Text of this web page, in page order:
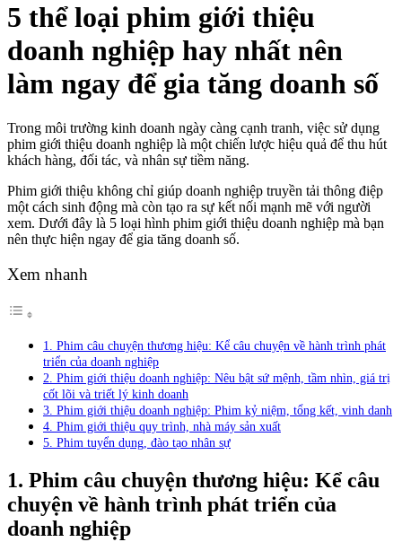
5 thể loại phim giới thiệu
doanh nghiệp hay nhất nên
làm ngay để gia tăng doanh số
Trong môi trường kinh doanh ngày càng cạnh tranh, việc sử dụng
phim giới thiệu doanh nghiệp là một chiến lược hiệu quả để thu hút
khách hàng, đối tác, và nhân sự tiềm năng.
Phim giới thiệu không chỉ giúp doanh nghiệp truyền tải thông điệp
một cách sinh động mà còn tạo ra sự kết nối mạnh mẽ với người
xem. Dưới đây là 5 loại hình phim giới thiệu doanh nghiệp mà bạn
nên thực hiện ngay để gia tăng doanh số.
Xem nhanh
1. Phim câu chuyện thương hiệu: Kể câu chuyện về hành trình phát
triển của doanh nghiệp
2. Phim giới thiệu doanh nghiệp: Nêu bật sứ mệnh, tầm nhìn, giá trị
cốt lõi và triết lý kinh doanh
3. Phim giới thiệu doanh nghiệp: Phim kỷ niệm, tổng kết, vinh danh
4. Phim giới thiệu quy trình, nhà máy sản xuất
5. Phim tuyển dụng, đào tạo nhân sự
1. Phim câu chuyện thương hiệu: Kể câu
chuyện về hành trình phát triển của
doanh nghiệp